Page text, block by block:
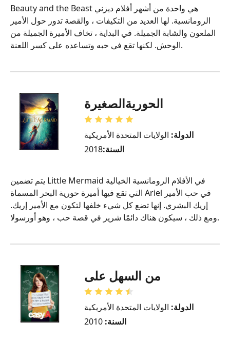
Beauty and the Beast هي واحدة من أشهر أفلام ديزني
الرومانسية. لها العديد من التكيفات ، والقصة تدور حول الأمير
الملعون والشابة الجميلة. في البداية ، تخاف الأميرة الجميلة من
الوحش. لكنها تقع في حبه وتساعده على كسر اللعنة.
الحوريةالصغيرة
الدولة: الولايات المتحدة الأمريكية
السنة:2018
يتم تضمين Little Mermaid في الأفلام الرومانسية الخيالية
التي تقع فيها أميرة حورية البحر المسماة Ariel في حب الأمير
إريك البشري. إنها تضع كل شيء خلفها لتكون مع الأمير إريك.
ومع ذلك ، سيكون هناك دائمًا شرير في قصة حب ، وهو أورسولا.
من السهل على
الدولة: الولايات المتحدة الأمريكية
السنة: